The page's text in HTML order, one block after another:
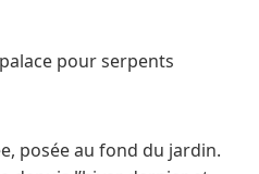
pour serpents
posée au fond du jardin.